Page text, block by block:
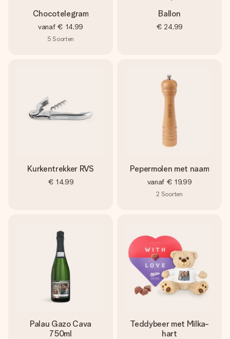
Chocotelegram
vanaf € 14,99
5 Soorten
Ballon
€ 24,99
Kurkentrekker RVS
€ 14,99
Pepermolen met naam
vanaf € 19,99
2 Soorten
Palau Gazo Cava
750ml
Teddybeer met Milka-
hart